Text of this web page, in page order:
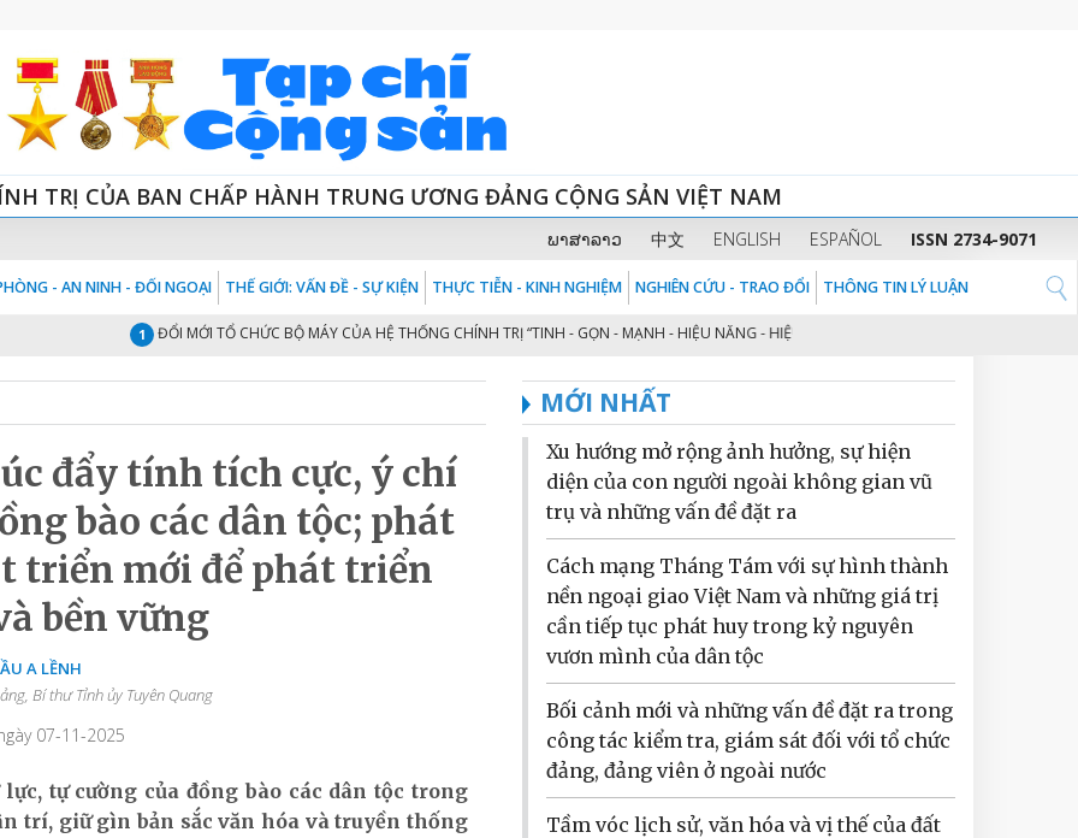
TRỊ CỦA BAN CHẤP HÀNH TRUNG ƯƠNG ĐẢNG CỘNG SẢN VIỆT NAM
ພາສາລາວ 中文 ENGLISH ESPAÑOL ISSN 2734-9071
- AN NINH - ĐỐI NGOẠI THẾ GIỚI: VẤN ĐỀ - SỰ KIỆN THỰC TIỄN - KINH NGHIỆM NGHIÊN CỨU - TRAO ĐỔI THÔNG TIN LÝ LUẬN
ĐỔI MỚI TỔ CHỨC BỘ MÁY CỦA HỆ THỐNG CHÍNH TRỊ “TINH - GỌN - MẠNH - HIỆU NĂNG - HIỆU LỰC - HIỆU QUẢ” THEO TINH THẦN ĐỊNH
đẩy tính tích cực, ý chí
bào các dân tộc; phát
triển mới để phát triển
bền vững
A LỀNH
Bí thư Tỉnh ủy Tuyên Quang
07-11-2025
tự cường của đồng bào các dân tộc trong
trí, giữ gìn bản sắc văn hóa và truyền thống
MỚI NHẤT
Xu hướng mở rộng ảnh hưởng, sự hiện
diện của con người ngoài không gian vũ
trụ và những vấn đề đặt ra
Cách mạng Tháng Tám với sự hình thành
nền ngoại giao Việt Nam và những giá trị
cần tiếp tục phát huy trong kỷ nguyên
vươn mình của dân tộc
Bối cảnh mới và những vấn đề đặt ra trong
công tác kiểm tra, giám sát đối với tổ chức
đảng, đảng viên ở ngoài nước
Tầm vóc lịch sử, văn hóa và vị thế của đất